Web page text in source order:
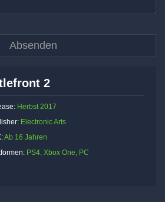
2
Herbst 2017
Electronic Arts
Ab 16 Jahren
PS4, Xbox One, PC